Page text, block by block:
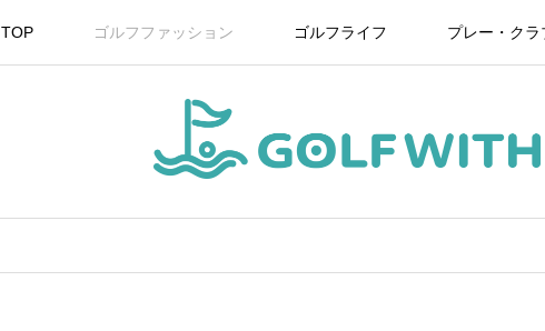
TOP ゴルフファッション ゴルフライフ プレー・クラ